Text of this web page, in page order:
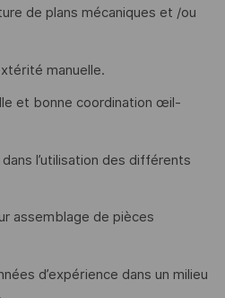
de plans mécaniques et /ou
manuelle.
et bonne coordination œil-
l’utilisation des différents
assemblage de pièces
d’expérience dans un milieu